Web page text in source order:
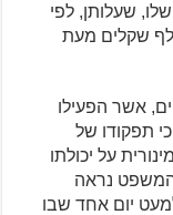
שעלותן, לפי
לא אמורה לעלות על 80 אלף שקלים מעת
אשר הפעילו
תפקודו של
על יכולתו
נראה
יום אחד שבו